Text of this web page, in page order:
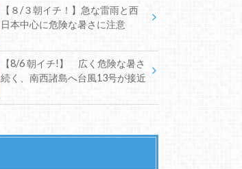
【８/３朝イチ！】急な雷雨と西
日本中心に危険な暑さに注意
【8/6 朝イチ!】 広く危険な暑さ
続く、南西諸島へ台風13号が接近